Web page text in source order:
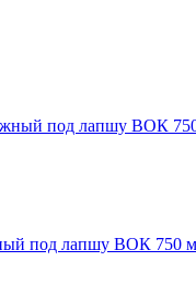
под лапшу ВОК 750